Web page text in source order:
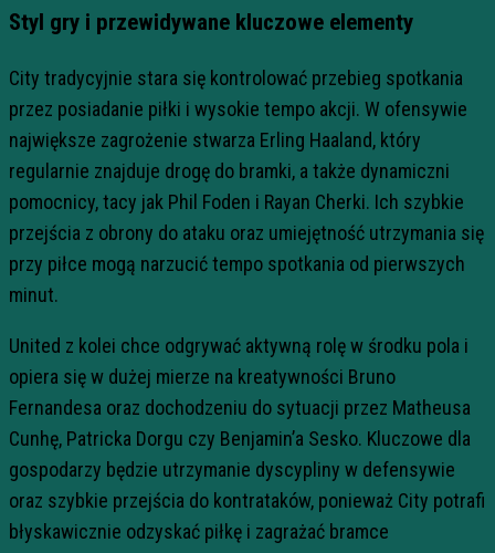
Styl gry i przewidywane kluczowe elementy
City tradycyjnie stara się kontrolować przebieg spotkania
przez posiadanie piłki i wysokie tempo akcji. W ofensywie
największe zagrożenie stwarza Erling Haaland, który
regularnie znajduje drogę do bramki, a także dynamiczni
pomocnicy, tacy jak Phil Foden i Rayan Cherki. Ich szybkie
przejścia z obrony do ataku oraz umiejętność utrzymania się
przy piłce mogą narzucić tempo spotkania od pierwszych
minut.
United z kolei chce odgrywać aktywną rolę w środku pola i
opiera się w dużej mierze na kreatywności Bruno
Fernandesa oraz dochodzeniu do sytuacji przez Matheusa
Cunhę, Patricka Dorgu czy Benjamin’a Sesko. Kluczowe dla
gospodarzy będzie utrzymanie dyscypliny w defensywie
oraz szybkie przejścia do kontrataków, ponieważ City potrafi
błyskawicznie odzyskać piłkę i zagrażać bramce